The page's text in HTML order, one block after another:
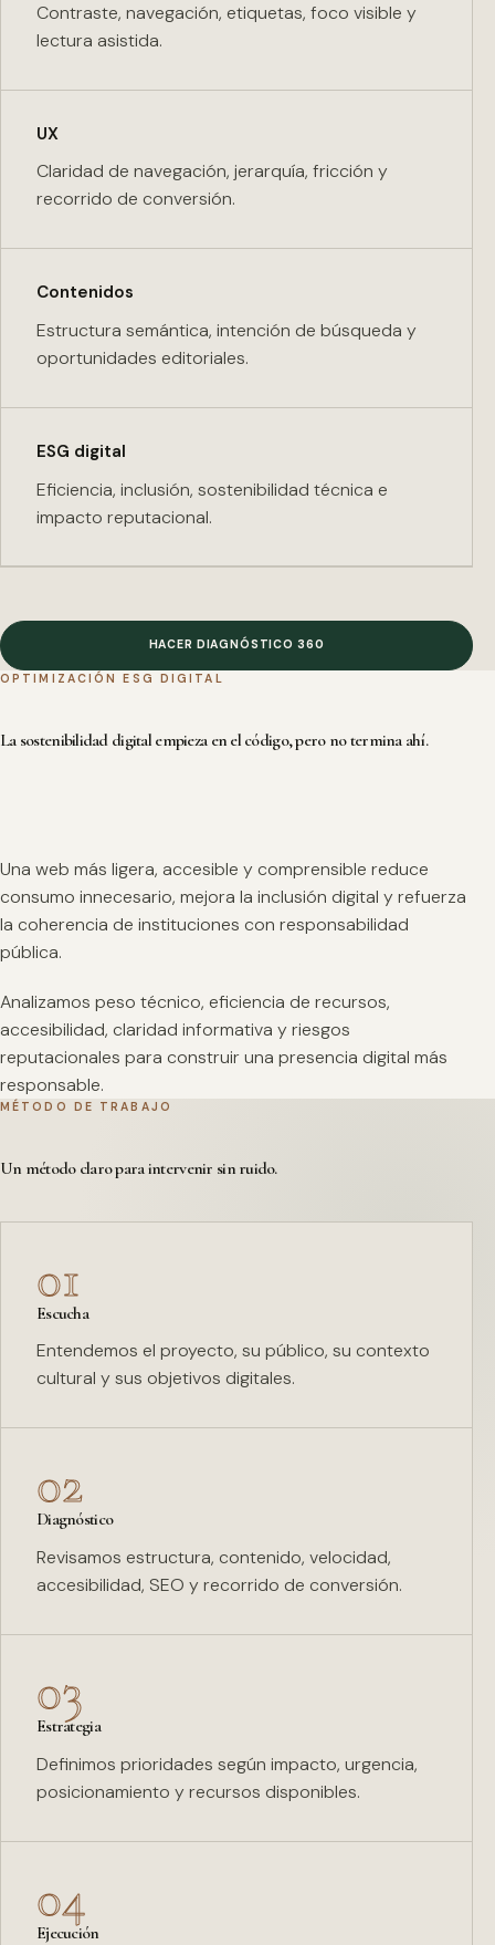
Contraste, navegación, etiquetas, foco visible y
lectura asistida.
UX
Claridad de navegación, jerarquía, fricción y
recorrido de conversión.
Contenidos
Estructura semántica, intención de búsqueda y
oportunidades editoriales.
ESG digital
Eficiencia, inclusión, sostenibilidad técnica e
impacto reputacional.
HACER DIAGNÓSTICO 360
OPTIMIZACIÓN ESG DIGITAL
La sostenibilidad digital empieza en el código, pero no termina ahí.
Una web más ligera, accesible y comprensible reduce
consumo innecesario, mejora la inclusión digital y refuerza
la coherencia de instituciones con responsabilidad
pública.
Analizamos peso técnico, eficiencia de recursos,
accesibilidad, claridad informativa y riesgos
reputacionales para construir una presencia digital más
responsable.
MÉTODO DE TRABAJO
Un método claro para intervenir sin ruido.
01
Escucha
Entendemos el proyecto, su público, su contexto
cultural y sus objetivos digitales.
02
Diagnóstico
Revisamos estructura, contenido, velocidad,
accesibilidad, SEO y recorrido de conversión.
03
Estrategia
Definimos prioridades según impacto, urgencia,
posicionamiento y recursos disponibles.
04
Ejecución